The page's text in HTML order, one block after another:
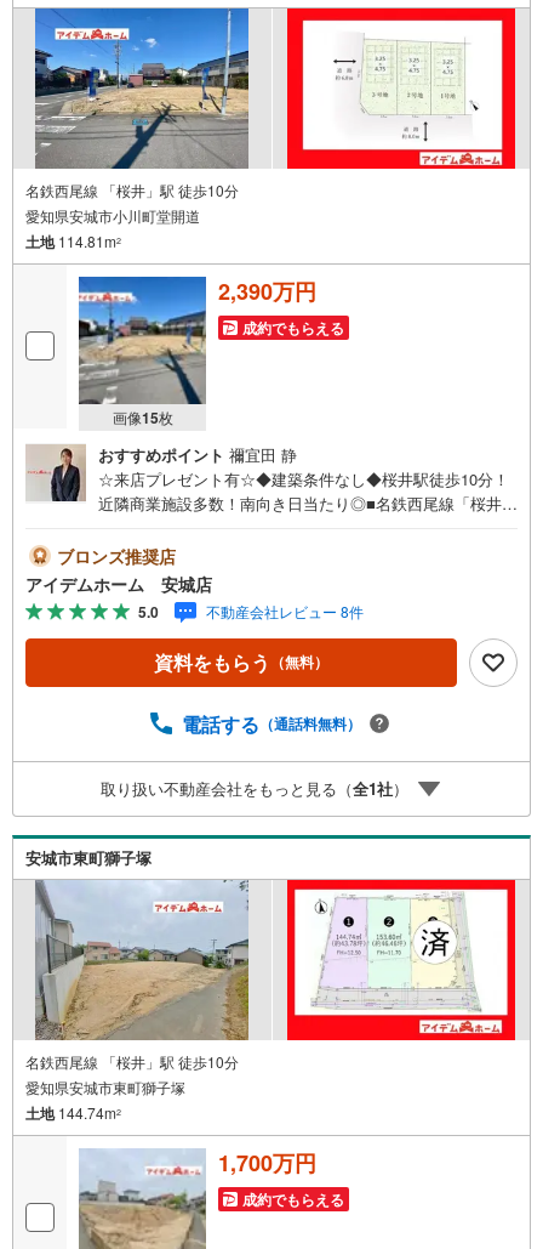
名鉄西尾線 「桜井」駅 徒歩10分
愛知県安城市小川町堂開道
土地114.81m2
画像15枚
2,390万円
成約でもらえる
おすすめポイント 禰宜田 静
☆来店プレゼント有☆◆建築条件なし◆桜井駅徒歩10分！
近隣商業施設多数！南向き日当たり◎■名鉄西尾線「桜井」
業施設多数！買い物便利♪■建築条件なし！お好きなハウス
メーカーで建築可能♪《本日見学OK！》営業時間内（9:00
～19:00）は、下記電話フォームよりお電話をして頂けると
スムーズに見学のご案内ができます。＜自己資金0円でも大
丈夫！＞*水曜日も営業しております！*今から見たい！聞
きたい！にスピード対応！*自己資金なしでも購入出来ま
もおまかせください！■ご来店のメリット・ネット掲載以外
などの販売状況や工事進捗状況の提供・豊富な物件情報の
中からお客様のご要望に合わせて物件をご紹介～*アイデム
ホームではお客様第一での営業を心掛けております*～是非
お気軽にお問い合わせくださいませ！
ブロンズ推奨店
アイデムホーム 安城店
5.0 不動産会社レビュー 8件
資料をもらう （無料）
電話する （通話料無料）
取り扱い不動産会社をもっと見る（全1社）
安城市東町獅子塚
名鉄西尾線 「桜井」駅 徒歩10分
愛知県安城市東町獅子塚
土地144.74m2
1,700万円
成約でもらえる